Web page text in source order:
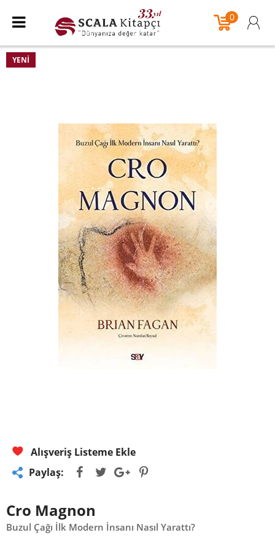
0
YENI
Alışveriş Listeme Ekle
Paylaş:
Cro Magnon
Buzul Çağı İlk Modern İnsanı Nasıl Yarattı?